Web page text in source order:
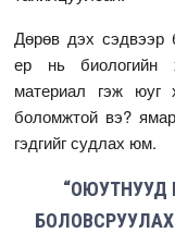
Дөрөв дэх сэдвээр
ер нь биологийн
материал гэж юуг
боломжтой вэ?
гэдгийг судлах юм.
БОЛОВСРУУЛАХ